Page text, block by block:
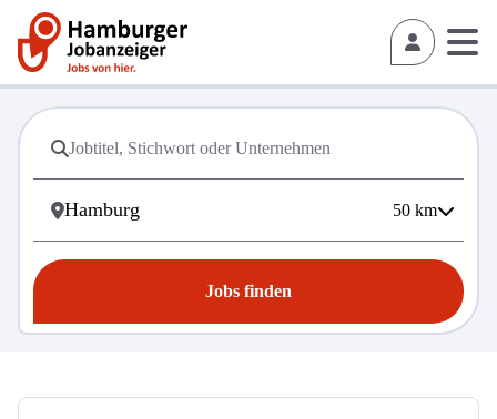
50 km
Jobs finden